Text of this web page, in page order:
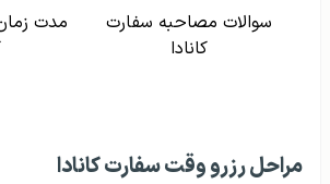
سوالات مصاحبه سفارت
کانادا
مدت
مراحل رزرو وقت سفارت کانادا